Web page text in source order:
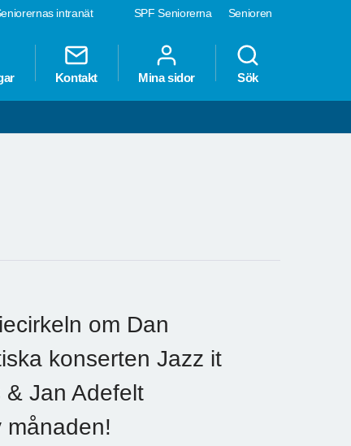
SPF Seniorerna Senioren
intranät
Kontakt Mina sidor Sök
om Dan
konserten Jazz it
Jan Adefelt
månaden!